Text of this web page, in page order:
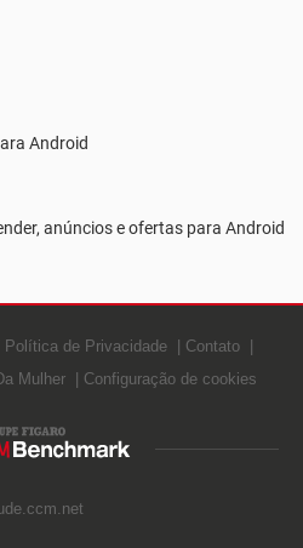
Android
anúncios e ofertas para Android
Política de Privacidade
Contato
Mulher Configuração de cookies